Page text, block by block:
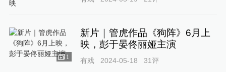
1
新片｜管虎作品《狗阵》6月上
映，彭于晏佟丽娅主演
有戏 2024-05-18 31评